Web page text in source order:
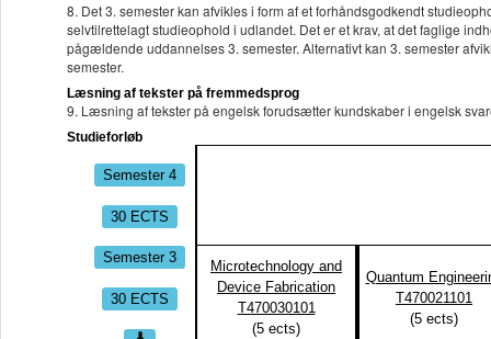
8. Det 3. semester kan afvikles i form af et forhåndsgodkendt
selvtilrettelagt studieophold i udlandet. Det er et krav, at det faglige
pågældende uddannelses 3. semester. Alternativt kan 3. semester
semester.
Læsning af tekster på fremmedsprog
9. Læsning af tekster på engelsk forudsætter kundskaber i engelsk
Studieforløb
Semester 4
30 ECTS
Semester 3
30 ECTS
Microtechnology and
Device Fabrication
T470030101
(5 ects)
Quantum
T470021101
(5 ects)